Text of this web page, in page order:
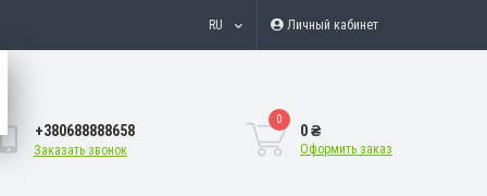
RU Личный кабинет
+380688888658
Заказать звонок
0
0 ₴
Оформить заказ